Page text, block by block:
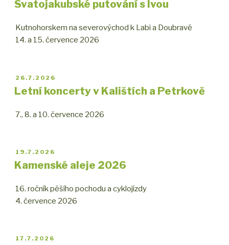
Svatojakubské putování s Ivou
Kutnohorskem na severovýchod k Labi a Doubravě
14. a 15. července 2026
PUBLIKOVÁNO
26.7.2026
Letní koncerty v Kalištích a Petrkově
7., 8. a 10. července 2026
PUBLIKOVÁNO
19.7.2026
Kamenské aleje 2026
16. ročník pěšího pochodu a cyklojízdy
4. července 2026
PUBLIKOVÁNO
17.7.2026